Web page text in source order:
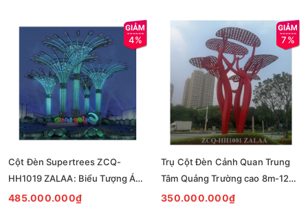
4%
Cột Đèn Supertrees ZCQ-
HH1019 ZALAA: Biểu Tượng Ánh
Sáng Cho Đại Đô Thị
485.000.000₫
7%
Trụ Cột Đèn Cảnh Quan Trung
Tâm Quảng Trường cao 8m-12m
ZCQ-HH1001 ZALAA Fortune
350.000.000₫